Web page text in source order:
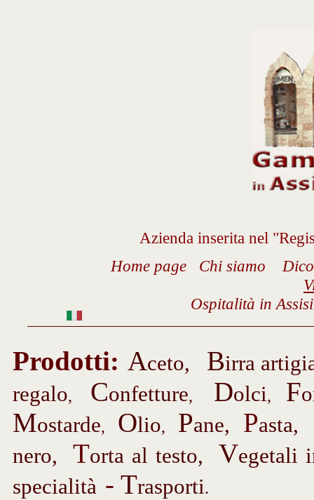
Azienda inserita nel
Home page Chi siamo D
Ospitalità in
Prodotti: Aceto, Birra
regalo, Confetture, Dolci, F
Mostarde, Olio, Pane, Pasta,
nero, Torta al testo, Vegetali
specialità - Trasporti.